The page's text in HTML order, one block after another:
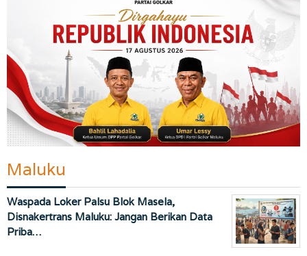
Maluku
Waspada Loker Palsu Blok Masela,
Disnakertrans Maluku: Jangan Berikan Data
Priba…